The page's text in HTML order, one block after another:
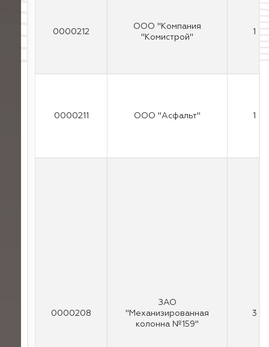
0000212
ООО "Компания
"Комистрой"
1
0000211 ООО "Асфальт" 1
0000208
ЗАО
"Механизированная
колонна №159"
3